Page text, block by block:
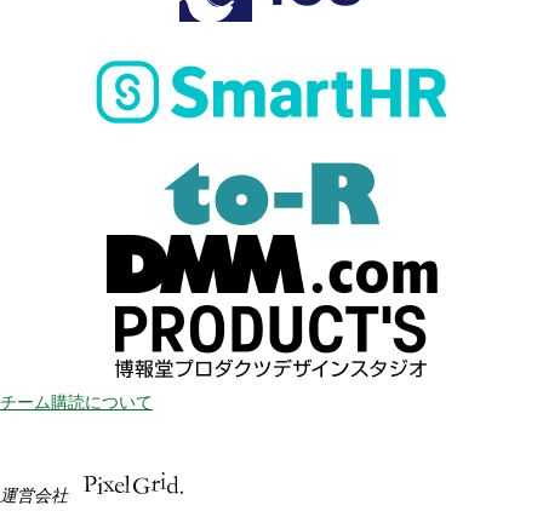
チーム購読について
運営会社